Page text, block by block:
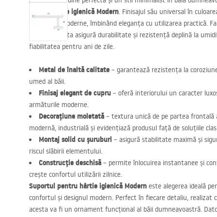
pentru hârtie igienică Modern. Finisajul său universal în
tendințele moderne, îmbinând eleganța cu utilizarea practică.
calitate, acesta asigură durabilitate și rezistență deplină la
fiabilitatea pentru ani de zile.
Metal de înaltă calitate – garantează rezistența la
umed al băii.
Finisaj elegant de cupru – oferă interiorului un caracter
armăturile moderne.
Decorațiune moletată – textura unică de pe partea frontală
modernă, industrială și evidențiază produsul față de soluțiile
Montaj solid cu șuruburi – asigură stabilitate maximă și
riscul slăbirii elementului.
Construcție deschisă – permite înlocuirea instantanee și
crește confortul utilizării zilnice.
Suportul pentru hârtie igienică Modern este alegerea ideală
confortul și designul modern. Perfect în fiecare detaliu, realizat
acesta va fi un ornament funcțional al băii dumneavoastră.